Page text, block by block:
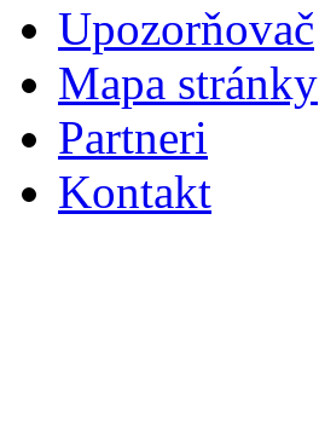
Upozorňovač
Mapa stránky
Partneri
Kontakt